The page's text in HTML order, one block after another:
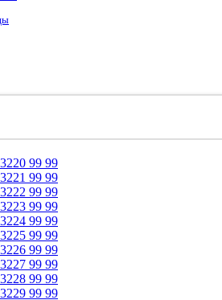
99 99
99 99
99 99
99 99
99 99
99 99
99 99
99 99
99 99
99 99